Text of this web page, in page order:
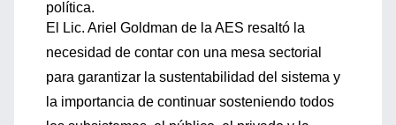
política.
El Lic. Ariel Goldman de la AES resaltó la
necesidad de contar con una mesa sectorial
para garantizar la sustentabilidad del sistema y
la importancia de continuar sosteniendo todos